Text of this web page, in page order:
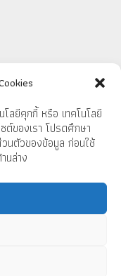
ลยีคุกกี้ หรือ เทคโนโลยี
ของเรา โปรดศึกษา
วนตัวของข้อมูล ก่อนใช้
นล่าง
ชน)